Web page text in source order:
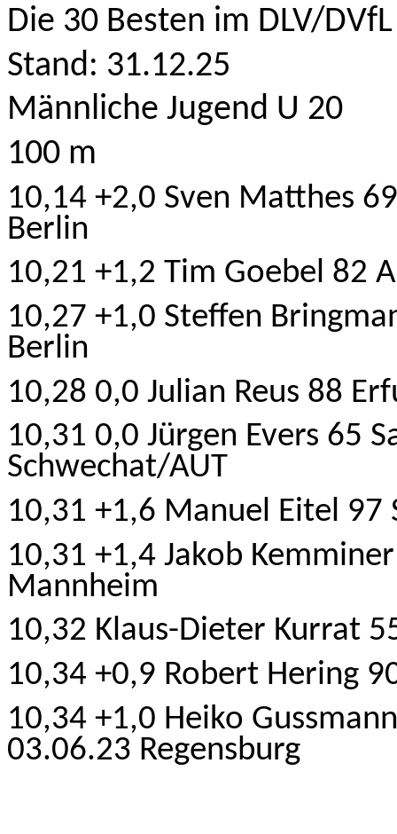
Die 30 Besten im DLV/
Stand: 31.12.25
Männliche Jugend U 20
100 m
10,14 +2,0 Sven Matthes
Berlin
10,21 +1,2 Tim Goebel 82
10,27 +1,0 Steffen
Berlin
10,28 0,0 Julian Reus 88
10,31 0,0 Jürgen Evers 65
Schwechat/AUT
10,31 +1,6 Manuel Eitel 97
10,31 +1,4 Jakob
Mannheim
10,32 Klaus-Dieter Kurrat
10,34 +0,9 Robert Hering
10,34 +1,0 Heiko
03.06.23 Regensburg